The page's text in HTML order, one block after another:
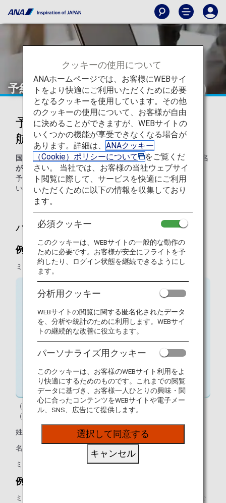
予約時の氏名入力について(国際航空券)
予約時の氏名入力について（国際
航空券）
国際線ご利用時は、渡航書類（例 パスポート）名と航空券名
が一致しないとご搭乗いただけません。
予約時の氏名入力はパスポート名と完全一致させてくださ
い。​
パスポート表記と入力例
例1
ミドルネームがない場合
（パスポートイメージ）
（入力）
姓：SORANO
名：HANAKO
ミドルネーム：空欄
例2
ミドルネームはあるが、パスポートにミドルネームの欄がな
クッキーの使用について
ANAホームページでは、お客様にWEBサイ
トをより快適にご利用いただくために必要
となるクッキーを使用しています。その他
のクッキーの使用について、お客様が自由
に決めることができますが、WEBサイトの
いくつかの機能が享受できなくなる場合が
あります。詳細は、 ANAクッキー
（Cookie）ポリシーについて
をご覧くだ
さい。 当社では、お客様の当社ウェブサイ
ト閲覧に際して、サービスを快適にご利用
いただくために以下の情報を収集しており
ます。
必須クッキー
このクッキーは、WEBサイトの一般的な動作の
ために必要です。お客様が安全にフライトを予
約したり、ログイン状態を継続できるようにし
ます。
分析用クッキー
WEBサイトの閲覧に関する匿名化されたデータ
を、分析や統計のために利用します。WEBサイ
トの継続的な改善に役立ちます。
パーソナライズ用クッキー
このクッキーは、お客様のWEBサイト利用をよ
り快適にするためのものです。これまでの閲覧
データに基づき、お客様一人ひとりの興味・関
心に合ったコンテンツをWEBサイトや電子メー
ル、SNS、広告にて提供します。
選択して同意する
キャンセル